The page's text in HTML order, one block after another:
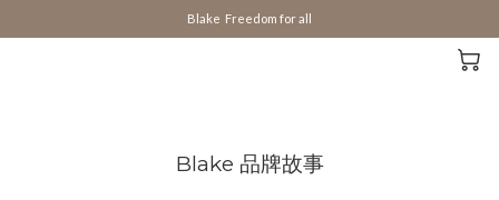
Blake  Freedom for all
Blake 品牌故事